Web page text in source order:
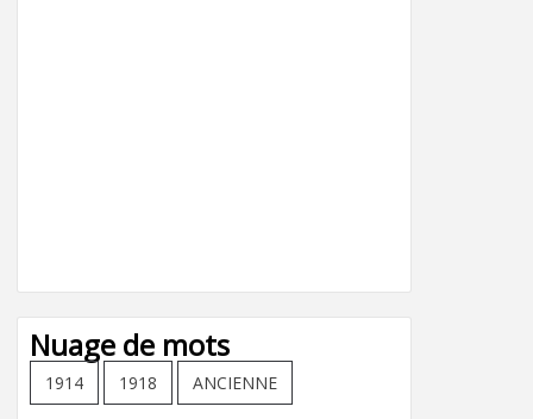
Nuage de mots
1914 1918 ANCIENNE